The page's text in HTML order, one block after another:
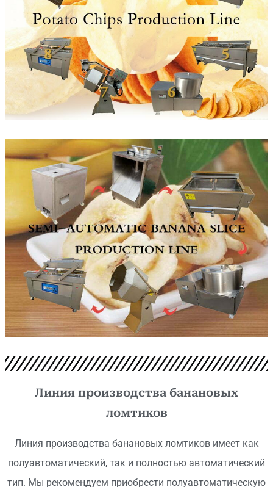
Линия производства банановых
ломтиков
Линия производства банановых ломтиков имеет как
полуавтоматический, так и полностью автоматический
тип. Мы рекомендуем приобрести полуавтоматическую